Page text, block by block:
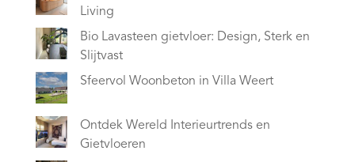
Living
Bio Lavasteen gietvloer: Design, Sterk en
Slijtvast
Sfeervol Woonbeton in Villa Weert
Ontdek Wereld Interieurtrends en
Gietvloeren